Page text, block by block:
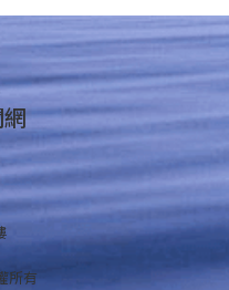
所有